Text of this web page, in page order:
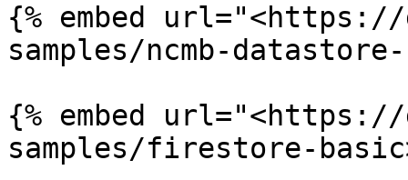
{% embed url="<https://
samples/ncmb-
{% embed url="<https://
samples/firestore-